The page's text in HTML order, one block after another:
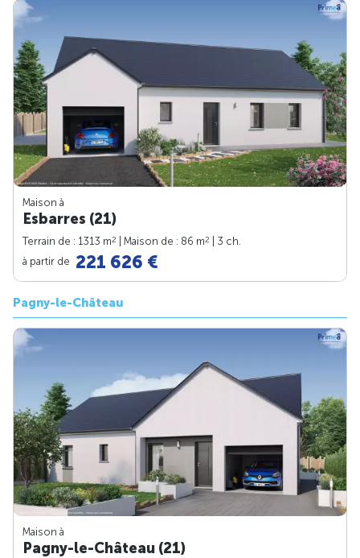
Maison à
Esbarres (21)
Terrain de : 1313 m2 | Maison de : 86 m2
| 3 ch.
à partir de 221 626 €
Pagny-le-Château
Maison à
Pagny-le-Château (21)